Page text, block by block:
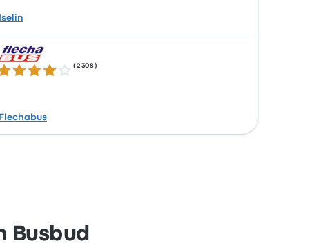
Iselin
de 5 estrellas
( 2308 )
Flechabus
Busbud